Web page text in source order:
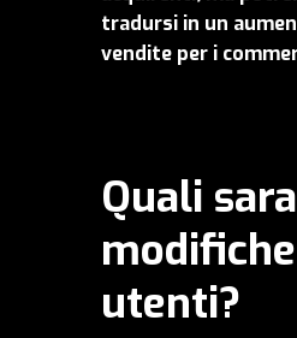
tradursi in un
vendite per i
Quali
utenti?